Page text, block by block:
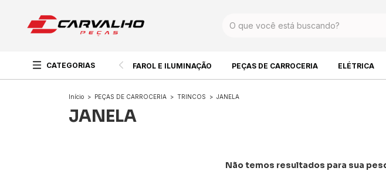
CATEGORIAS FAROL E ILUMINAÇÃO PEÇAS DE CARROCERIA ELÉTRICA
Início > PEÇAS DE CARROCERIA > TRINCOS > JANELA
JANELA
Não temos resultados para sua